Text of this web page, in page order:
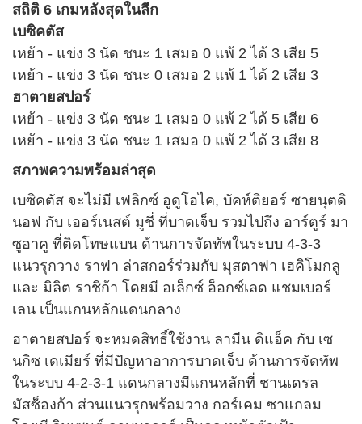
สถิติ 6 เกมหลังสุดในลีก
เบซิคตัส
เหย้า - แข่ง 3 นัด ชนะ 1 เสมอ 0 แพ้ 2 ได้ 3 เสีย 5
เหย้า - แข่ง 3 นัด ชนะ 0 เสมอ 2 แพ้ 1 ได้ 2 เสีย 3
ฮาตายสปอร์
เหย้า - แข่ง 3 นัด ชนะ 1 เสมอ 0 แพ้ 2 ได้ 5 เสีย 6
เหย้า - แข่ง 3 นัด ชนะ 1 เสมอ 0 แพ้ 2 ได้ 3 เสีย 8
สภาพความพร้อมล่าสุด
เบซิคตัส จะไม่มี เฟลิกซ์ อูดูโอไค, บัคห์ติยอร์ ซายนุตดิ
นอฟ กับ เออร์เนสต์ มูชี่ ที่บาดเจ็บ รวมไปถึง อาร์ตูร์ มา
ซูอาคู ที่ติดโทษแบน ด้านการจัดทัพในระบบ 4-3-3
แนวรุกวาง ราฟา ล่าสกอร์ร่วมกับ มุสตาฟา เฮคิโมกลู
และ มิลิต ราชิก้า โดยมี อเล็กซ์ อ็อกซ์เลด แชมเบอร์
เลน เป็นแกนหลักแดนกลาง
ฮาตายสปอร์ จะหมดสิทธิ์ใช้งาน ลามีน ดิแอ็ค กับ เซ
นกิซ เดเมียร์ ที่มีปัญหาอาการบาดเจ็บ ด้านการจัดทัพ
ในระบบ 4-2-3-1 แดนกลางมีแกนหลักที่ ชานเดรล
มัสซ็องก้า ส่วนแนวรุกพร้อมวาง กอร์เคม ซาแกลม